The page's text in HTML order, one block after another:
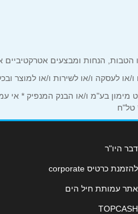
או לעסקה ו/או לשירות ו/או למוצר
בע"מ ו/או הבנק המנפיק * אי
טל"ח
דבר היו"ר
להזמנת כרטיס corporate
אתר עמותת חיל הים
TOPCASH